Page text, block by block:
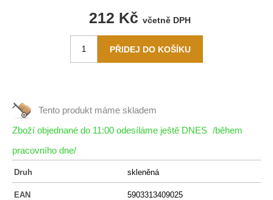
212 Kč včetně DPH
Tento produkt máme skladem
Zboží objednané do 11:00 odesíláme ještě DNES /během
pracovního dne/
Druh skleněná
EAN 5903313409025